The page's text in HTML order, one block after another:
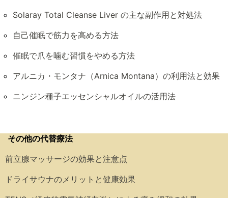
Solaray Total Cleanse Liver の主な副作用と対処法
自己催眠で筋力を高める方法
催眠で爪を噛む習慣をやめる方法
アルニカ・モンタナ（Arnica Montana）の利用法と効果
ニンジン種子エッセンシャルオイルの活用法
その他の代替療法
前立腺マッサージの効果と注意点
ドライサウナのメリットと健康効果